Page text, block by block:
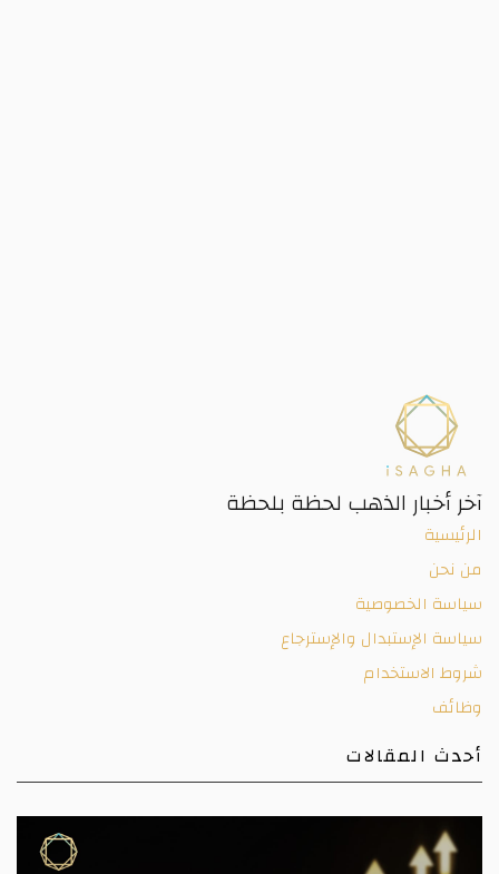
آخر أخبار الذهب لحظة بلحظة
الرئيسية
من نحن
سياسة الخصوصية
سياسة الإستبدال والإسترجاع
شروط الاستخدام
وظائف
أحدث المقالات